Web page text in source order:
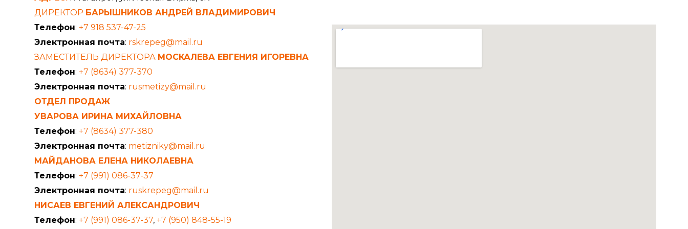
ДИРЕКТОР БАРЫШНИКОВ АНДРЕЙ ВЛАДИМИРОВИЧ
Телефон: +7 918 537-47-25
Электронная почта: rskrepeg@mail.ru
ЗАМЕСТИТЕЛЬ ДИРЕКТОРА МОСКАЛЕВА ЕВГЕНИЯ ИГОРЕВНА
Телефон: +7 (8634) 377-370
Электронная почта: rusmetizy@mail.ru
ОТДЕЛ ПРОДАЖ
УВАРОВА ИРИНА МИХАЙЛОВНА
Телефон: +7 (8634) 377-380
Электронная почта: metizniky@mail.ru
МАЙДАНОВА ЕЛЕНА НИКОЛАЕВНА
Телефон: +7 (991) 086-37-37
Электронная почта: ruskrepeg@mail.ru
НИСАЕВ ЕВГЕНИЙ АЛЕКСАНДРОВИЧ
Телефон: +7 (991) 086-37-37, +7 (950) 848-55-19